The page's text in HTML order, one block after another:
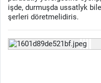
işde, durmuşda ussatlyk
şerleri döretmelidiris.